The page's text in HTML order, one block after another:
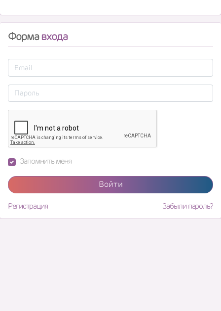
Формавхода
Запомнить меня
Войти
Регистрация Забыли пароль?